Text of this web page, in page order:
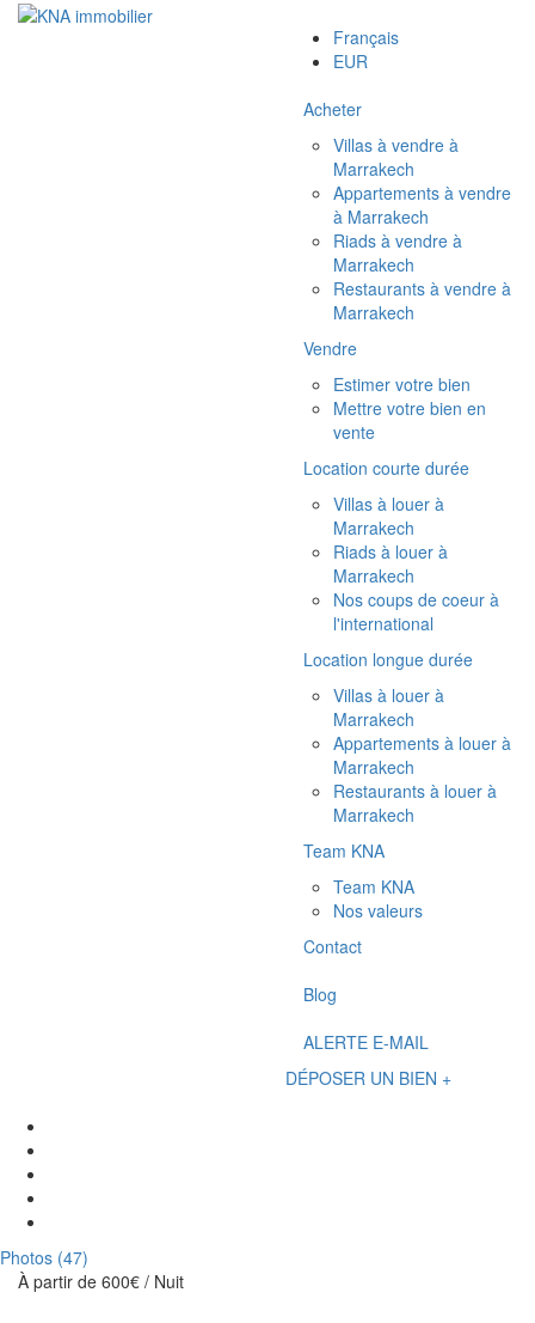
Français
EUR
Acheter
Villas à vendre à
Marrakech
Appartements à vendre
à Marrakech
Riads à vendre à
Marrakech
Restaurants à vendre à
Marrakech
Vendre
Estimer votre bien
Mettre votre bien en
vente
Location courte durée
Villas à louer à
Marrakech
Riads à louer à
Marrakech
Nos coups de coeur à
l'international
Location longue durée
Villas à louer à
Marrakech
Appartements à louer à
Marrakech
Restaurants à louer à
Marrakech
Team KNA
Team KNA
Nos valeurs
Contact
Blog
ALERTE E-MAIL
DÉPOSER UN BIEN +
Photos (47)
À partir de 600€ / Nuit